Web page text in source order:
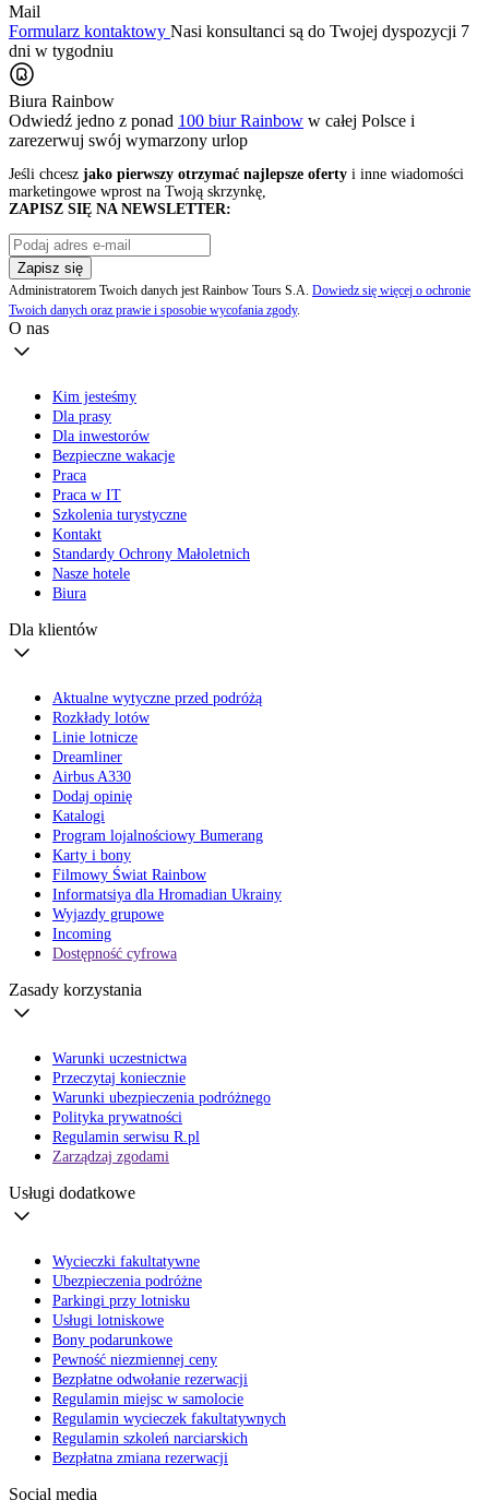
Mail
Formularz kontaktowy Nasi konsultanci są do Twojej dyspozycji 7
dni w tygodniu
Biura Rainbow
Odwiedź jedno z ponad 100 biur Rainbow w całej Polsce i
zarezerwuj swój wymarzony urlop
Jeśli chcesz jako pierwszy otrzymać najlepsze oferty i inne wiadomości
marketingowe wprost na Twoją skrzynkę,
ZAPISZ SIĘ NA NEWSLETTER:
Zapisz się
Administratorem Twoich danych jest Rainbow Tours S.A. Dowiedz się więcej o ochronie
Twoich danych oraz prawie i sposobie wycofania zgody.
O nas
Kim jesteśmy
Dla prasy
Dla inwestorów
Bezpieczne wakacje
Praca
Praca w IT
Szkolenia turystyczne
Kontakt
Standardy Ochrony Małoletnich
Nasze hotele
Biura
Dla klientów
Aktualne wytyczne przed podróżą
Rozkłady lotów
Linie lotnicze
Dreamliner
Airbus A330
Dodaj opinię
Katalogi
Program lojalnościowy Bumerang
Karty i bony
Filmowy Świat Rainbow
Informatsiya dla Hromadian Ukrainy
Wyjazdy grupowe
Incoming
Dostępność cyfrowa
Zasady korzystania
Warunki uczestnictwa
Przeczytaj koniecznie
Warunki ubezpieczenia podróżnego
Polityka prywatności
Regulamin serwisu R.pl
Zarządzaj zgodami
Usługi dodatkowe
Wycieczki fakultatywne
Ubezpieczenia podróżne
Parkingi przy lotnisku
Usługi lotniskowe
Bony podarunkowe
Pewność niezmiennej ceny
Bezpłatne odwołanie rezerwacji
Regulamin miejsc w samolocie
Regulamin wycieczek fakultatywnych
Regulamin szkoleń narciarskich
Bezpłatna zmiana rezerwacji
Social media